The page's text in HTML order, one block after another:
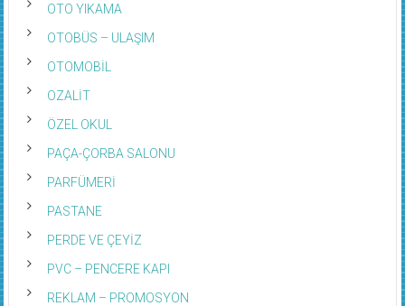
OTO YIKAMA
OTOBÜS – ULAŞIM
OTOMOBİL
OZALİT
ÖZEL OKUL
PAÇA-ÇORBA SALONU
PARFÜMERİ
PASTANE
PERDE VE ÇEYİZ
PVC – PENCERE KAPI
REKLAM – PROMOSYON